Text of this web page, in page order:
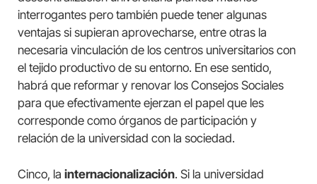
interrogantes pero también puede tener algunas
ventajas si supieran aprovecharse, entre otras la
necesaria vinculación de los centros universitarios con
el tejido productivo de su entorno. En ese sentido,
habrá que reformar y renovar los Consejos Sociales
para que efectivamente ejerzan el papel que les
corresponde como órganos de participación y
relación de la universidad con la sociedad.
Cinco, la internacionalización. Si la universidad